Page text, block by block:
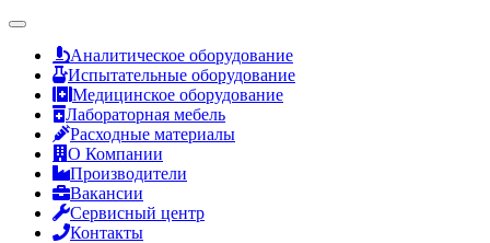
Аналитическое оборудование
Испытательные оборудование
Медицинское оборудование
Лабораторная мебель
Расходные материалы
О Компании
Производители
Вакансии
Сервисный центр
Контакты